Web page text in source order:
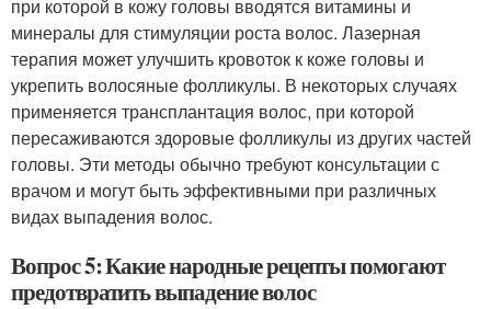
при которой в кожу головы вводятся витамины и
минералы для стимуляции роста волос. Лазерная
терапия может улучшить кровоток к коже головы и
укрепить волосяные фолликулы. В некоторых случаях
применяется трансплантация волос, при которой
пересаживаются здоровые фолликулы из других частей
головы. Эти методы обычно требуют консультации с
врачом и могут быть эффективными при различных
видах выпадения волос.
Вопрос 5: Какие народные рецепты помогают
предотвратить выпадение волос